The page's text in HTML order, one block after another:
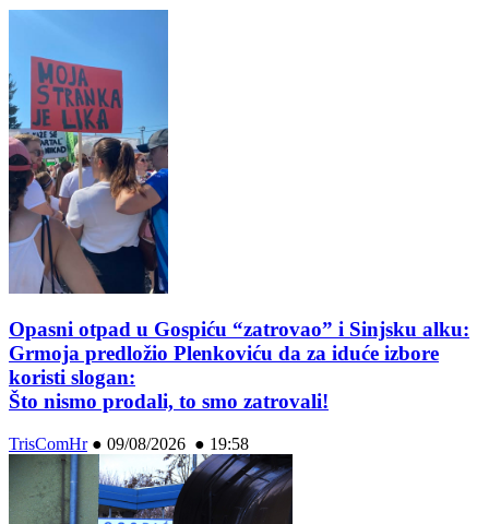
Opasni otpad u Gospiću “zatrovao” i Sinjsku alku:
Grmoja predložio Plenkoviću da za iduće izbore
koristi slogan:
Što nismo prodali, to smo zatrovali!
TrisComHr● 09/08/2026 ● 19:58